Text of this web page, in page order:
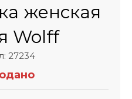
женская
Wolff
27234